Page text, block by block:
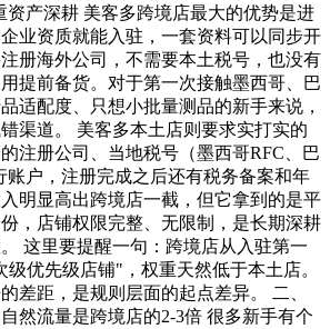
资产深耕 美客多跨境店最大的优势是进
业资质就能入驻，一套资料可以同步开
册海外公司，不需要本土税号，也没有
提前备货。对于第一次接触墨西哥、巴
适配度、只想小批量测品的新手来说，
渠道。 美客多本土店则要求实打实的
注册公司、当地税号（墨西哥RFC、巴
账户，注册完成之后还有税务备案和年
明显高出跨境店一截，但它拿到的是平
，店铺权限完整、无限制，是长期深耕
这里要提醒一句：跨境店从入驻第一
优先级店铺"，权重天然低于本土店。
差距，是规则层面的起点差异。 二、
然流量是跨境店的2-3倍 很多新手有个